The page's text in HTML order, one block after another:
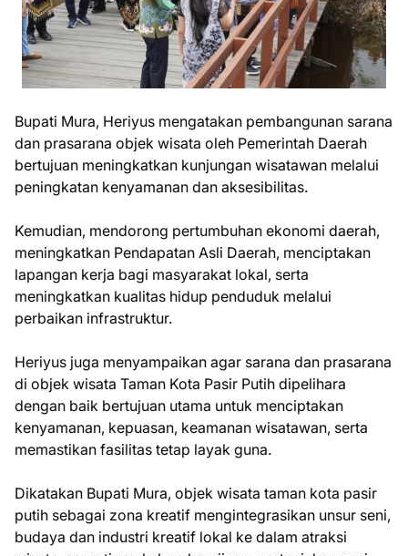
Bupati Mura, Heriyus mengatakan pembangunan sarana
dan prasarana objek wisata oleh Pemerintah Daerah
bertujuan meningkatkan kunjungan wisatawan melalui
peningkatan kenyamanan dan aksesibilitas.
Kemudian, mendorong pertumbuhan ekonomi daerah,
meningkatkan Pendapatan Asli Daerah, menciptakan
lapangan kerja bagi masyarakat lokal, serta
meningkatkan kualitas hidup penduduk melalui
perbaikan infrastruktur.
Heriyus juga menyampaikan agar sarana dan prasarana
di objek wisata Taman Kota Pasir Putih dipelihara
dengan baik bertujuan utama untuk menciptakan
kenyamanan, kepuasan, keamanan wisatawan, serta
memastikan fasilitas tetap layak guna.
Dikatakan Bupati Mura, objek wisata taman kota pasir
putih sebagai zona kreatif mengintegrasikan unsur seni,
budaya dan industri kreatif lokal ke dalam atraksi